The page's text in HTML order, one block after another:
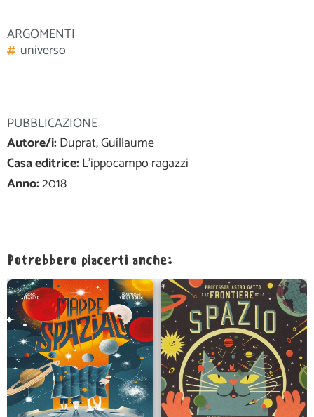
PUBBLICAZIONE
Autore/i:Duprat, Guillaume
Casa editrice:L'ippocampo ragazzi
Anno:2018
ARGOMENTI
universo
Potrebbero piacerti anche: